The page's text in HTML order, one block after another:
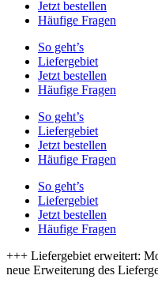
Jetzt bestellen
Häufige Fragen
So geht’s
Liefergebiet
Jetzt bestellen
Häufige Fragen
So geht’s
Liefergebiet
Jetzt bestellen
Häufige Fragen
So geht’s
Liefergebiet
Jetzt bestellen
Häufige Fragen
+++ Liefergebiet erweitert:
neue Erweiterung des